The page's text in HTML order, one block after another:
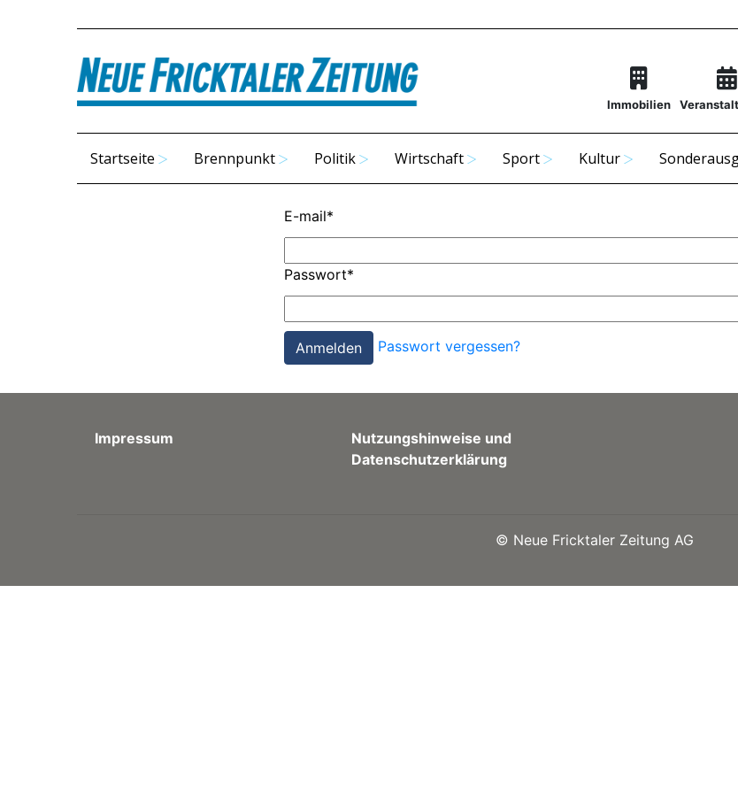
Immobilien
Startseite Brennpunkt Politik Wirtschaft Sport Kultur
E-mail*
Passwort*
Passwort vergessen?
Impressum
Nutzungshinweise und
Datenschutzerklärung
© Neue Fricktaler Zeitung AG